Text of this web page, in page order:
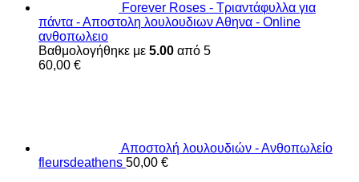
Forever Roses - Τριαντάφυλλα για
πάντα - Αποστολη λουλουδιων Αθηνα - Online
ανθοπωλειο
Βαθμολογήθηκε με 5.00 από 5
60,00 €
Αποστολή λουλουδιών - Ανθοπωλείο
fleursdeathens 50,00 €